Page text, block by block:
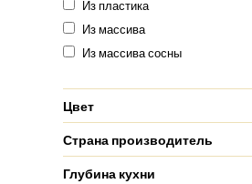
Из пластика
Из массива
Из массива сосны
Цвет
Страна производитель
Глубина кухни